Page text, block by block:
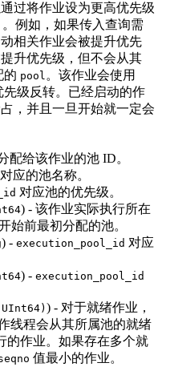
过将作业设为更高优先级
例如，如果传入查询需
相关作业会被提升优先
升优先级，但不会从其
的 pool 。该作业会使用
级反转。已经启动的作
，并且一旦开始就一定会
配给该作业的池 ID。
对应的池名称。
对应池的优先级。
) - 该作业实际执行所在
始前最初分配的池。
) - execution_pool_id 对应
) - execution_pool_id
) - 对于就绪作业，
线程会从其所属池的就绪
的作业。如果存在多个就
值最小的作业。